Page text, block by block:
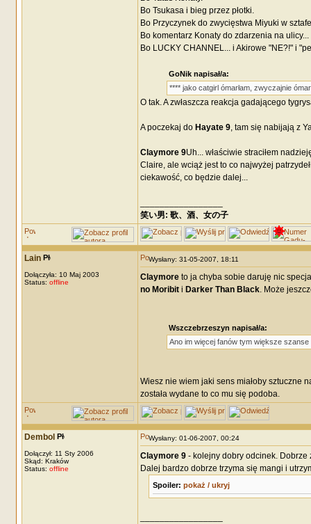
Bo Tsukasa i bieg przez płotki.
Bo Przyczynek do zwycięstwa Miyuki w
Bo komentarz Konaty do zdarzenia na ulicy...
Bo LUCKY CHANNEL... i Akirowe "NE?!" i
GoNik napisał/a:
**** jako catgirl ómarłam, zwyczajnie
O tak. A zwłaszcza reakcja gadającego
A poczekaj do Hayate 9, tam się nabijają z
Claymore 9Uh... właściwie straciłem
Claire, ale wciąż jest to co najwyżej
ciekawość, co będzie dalej...
笑い男: 歌、酒、女の子 DRM:
Lain
Dołączyła: 10 Maj 2003
Status: offline
Wysłany: 31-05-2007, 18:11
Claymoreto ja chyba sobie daruję nic
no Moribiti Darker Than Black. Może
Wszczebrzeszyn napisał/a:
Ano im więcej fanów tym większe szanse
Wiesz nie wiem jaki sens miałoby sztuczne
została wydane to co mu się podoba.
Dembol
Dołączył: 11 Sty 2006
Skąd: Kraków
Status: offline
Wysłany: 01-06-2007, 00:24
Claymore 9- kolejny dobry odcinek. Dobrze
Dalej bardzo dobrze trzyma się mangi i
Spoiler: pokaż / ukryj